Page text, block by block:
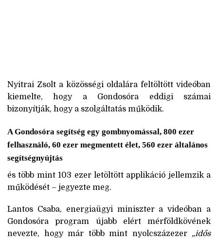
Nyitrai Zsolt a közösségi oldalára feltöltött videóban
kiemelte, hogy a Gondosóra eddigi számai
bizonyítják, hogy a szolgáltatás működik.
A Gondosóra segítség egy gombnyomással, 800 ezer
felhasználó, 60 ezer megmentett élet, 560 ezer általános
segítségnyújtás
és több mint 103 ezer letöltött applikáció jellemzik a
működését – jegyezte meg.
Lantos Csaba, energiaügyi miniszter a videóban a
Gondosóra program újabb elért mérföldkövének
nevezte, hogy már több mint nyolcszázezer „idős